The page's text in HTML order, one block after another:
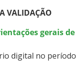
VALIDAÇÃO
gerais de
digital no período